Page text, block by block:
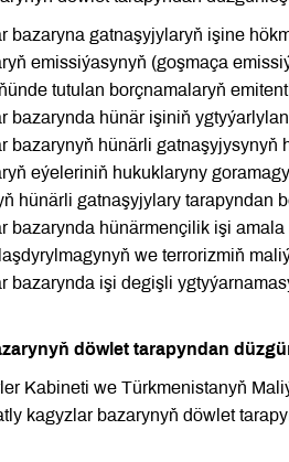
bazaryna gatnaşyjylaryň işine
emissiýasynyň (goşmaça
tutulan borçnamalaryň
bazarynda hünär işiniň
bazarynyň hünärli
eýeleriniň hukuklaryny
hünärli gatnaşyjylary tarapyndan
bazarynda hünärmençilik işi
we terrorizmiň
bazarynda işi degişli
döwlet tarapyndan
Kabineti we Türkmenistanyň
kagyzlar bazarynyň döwlet